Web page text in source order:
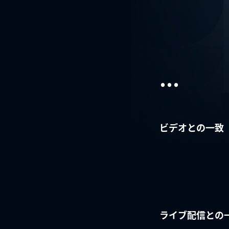
...
ビデオとの一致
ライブ配信との